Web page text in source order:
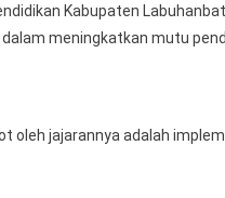
Kabupaten
meningkatkan mutu
oleh jajarannya adalah